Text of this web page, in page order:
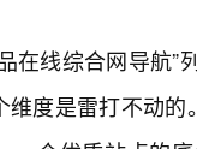
在线综合网导航
度是雷打不动